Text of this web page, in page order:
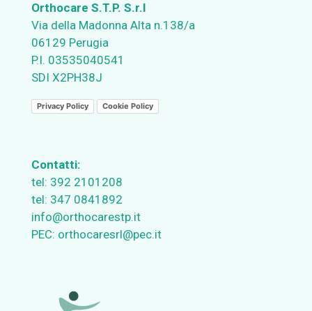
Orthocare S.T.P. S.r.l
Via della Madonna Alta n.138/a
06129 Perugia
P.I. 03535040541
SDI X2PH38J
Privacy Policy Cookie Policy
Contatti:
tel: 392 2101208
tel: 347 0841892
info@orthocarestp.it
PEC: orthocaresrl@pec.it